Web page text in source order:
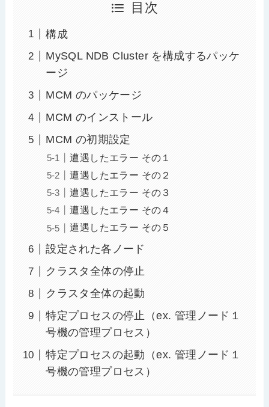
目次
構成
MySQL NDB Cluster を構成するパッケ
ージ
MCM のパッケージ
MCM のインストール
MCM の初期設定
遭遇したエラー その１
遭遇したエラー その２
遭遇したエラー その３
遭遇したエラー その４
遭遇したエラー その５
設定された各ノード
クラスタ全体の停止
クラスタ全体の起動
特定プロセスの停止（ex. 管理ノード１
号機の管理プロセス）
特定プロセスの起動（ex. 管理ノード１
号機の管理プロセス）